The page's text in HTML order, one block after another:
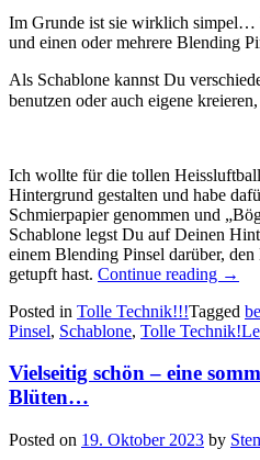
Im Grunde ist sie wirklich simpel…
und einen oder mehrere Blending
Als Schablone kannst Du
benutzen oder auch eigene
Ich wollte für die tollen
Hintergrund gestalten und habe
Schmierpapier genommen und
Schablone legst Du auf Deinen
einem Blending Pinsel darüber,
getupft hast. Continue reading
–
eine
→
Posted in Tolle Technik!!!Tagged
Pinsel, Schablone, Tolle Technik!
Vielseitig schön – eine
Blüten…
Posted on 19. Oktober 2023 by